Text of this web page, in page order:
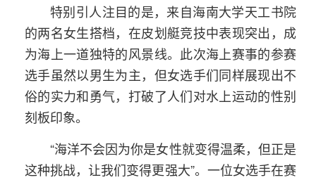
特别引人注目的是，来自海南大学天工书院
的两名女生搭档，在皮划艇竞技中表现突出，成
为海上一道独特的风景线。此次海上赛事的参赛
选手虽然以男生为主，但女选手们同样展现出不
俗的实力和勇气，打破了人们对水上运动的性别
刻板印象。
“海洋不会因为你是女性就变得温柔，但正是
这种挑战，让我们变得更强大”。一位女选手在赛